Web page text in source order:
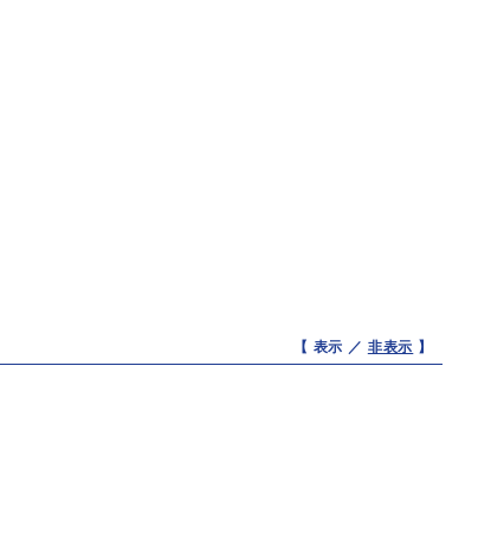
【 表示 ／ 非表示 】